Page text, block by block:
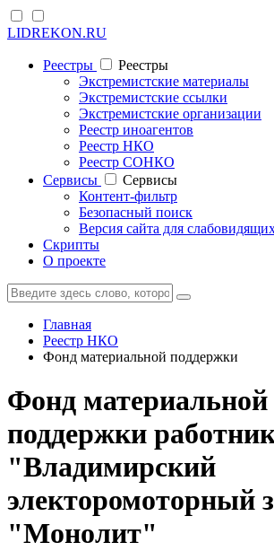
LIDREKON.RU
Реестры
Реестры
Экстремистские материалы
Экстремистские ссылки
Экстремистские организации
Реестр иноагентов
Реестр НКО
Реестр СОНКО
Cервисы
Cервисы
Контент-фильтр
Безопасный поиск
Версия сайта для
Скрипты
О проекте
Главная
Реестр НКО
Фонд материальной поддержки
Фонд материальной
поддержки
"Владимирский
электоромоторный
"Монолит"